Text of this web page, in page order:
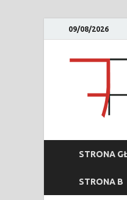
09/08/2026
STRONA
STRONA B